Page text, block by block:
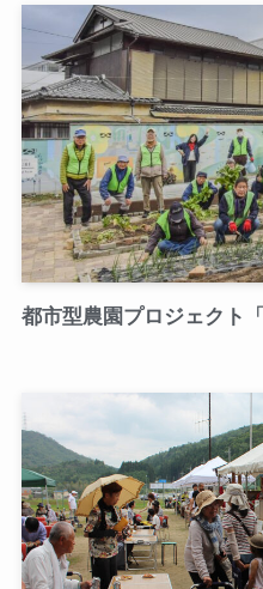
都市型農園プロジェクト